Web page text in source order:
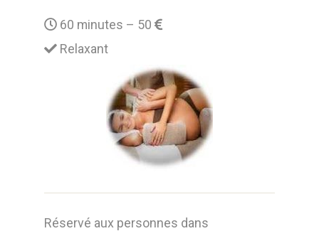
60 minutes – 50
Relaxant
Réservé aux personnes dans